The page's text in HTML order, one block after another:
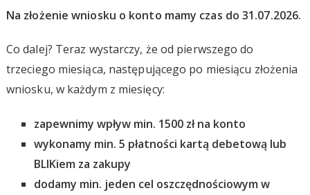
Na złożenie wniosku o konto mamy czas do 31.07.2026.
Co dalej? Teraz wystarczy, że od pierwszego do
trzeciego miesiąca, następującego po miesiącu złożenia
wniosku, w każdym z miesięcy:
zapewnimy wpływ min. 1500 zł na konto
wykonamy min. 5 płatności kartą debetową lub
BLIKiem za zakupy
dodamy min. jeden cel oszczędnościowym w